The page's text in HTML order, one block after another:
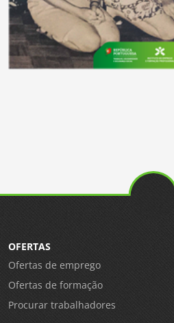
OFERTAS
Ofertas de emprego
Ofertas de formação
Procurar trabalhadores